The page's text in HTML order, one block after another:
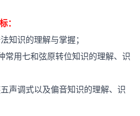
：
识的理解与掌握；
用七和弦原转位知识的理解、识
调式以及偏音知识的理解、识